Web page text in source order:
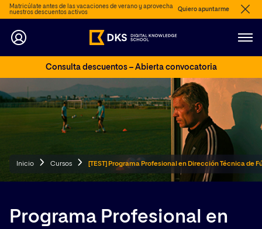
Matricúlate antes de las vacaciones de verano y aprovecha
nuestros descuentos activos
Quiero apuntarme
Consulta descuentos – Abierta convocatoria
Inicio Cursos [TEST] Programa Profesional en Dirección Técnica de
Programa Profesional en